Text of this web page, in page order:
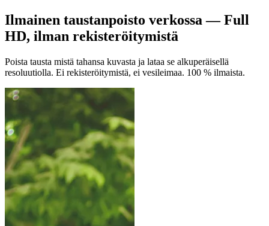
Ilmainen taustanpoisto verkossa — Full
HD, ilman rekisteröitymistä
Poista tausta mistä tahansa kuvasta ja lataa se alkuperäisellä
resoluutiolla. Ei rekisteröitymistä, ei vesileimaa. 100 % ilmaista.